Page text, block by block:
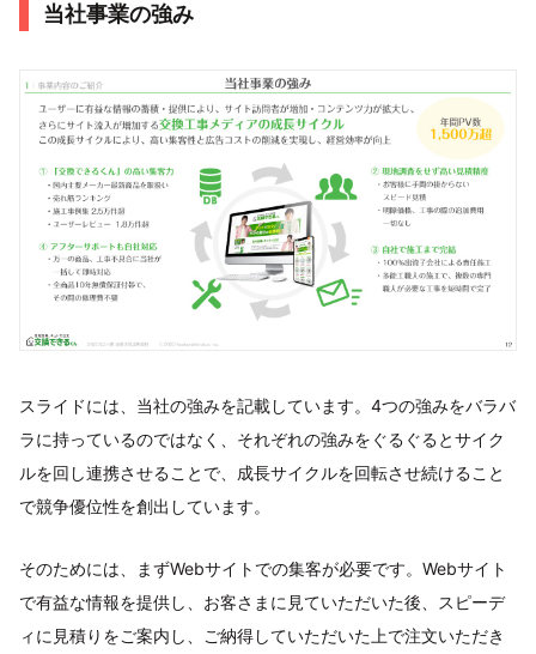
当社事業の強み
スライドには、当社の強みを記載しています。4つの強みをバラバ
ラに持っているのではなく、それぞれの強みをぐるぐるとサイク
ルを回し連携させることで、成長サイクルを回転させ続けること
で競争優位性を創出しています。
そのためには、まずWebサイトでの集客が必要です。Webサイト
で有益な情報を提供し、お客さまに見ていただいた後、スピーデ
ィに見積りをご案内し、ご納得していただいた上で注文いただき